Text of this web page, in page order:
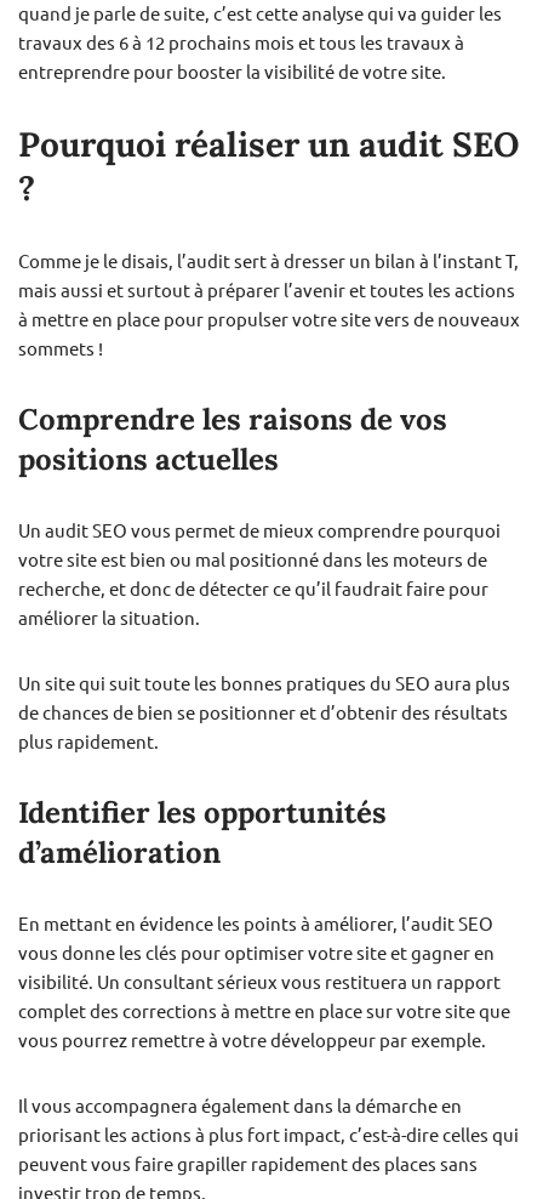
quand je parle de suite, c’est cette analyse qui va guider les
travaux des 6 à 12 prochains mois et tous les travaux à
entreprendre pour booster la visibilité de votre site.
Pourquoi réaliser un audit SEO
?
Comme je le disais, l’audit sert à dresser un bilan à l’instant T,
mais aussi et surtout à préparer l’avenir et toutes les actions
à mettre en place pour propulser votre site vers de nouveaux
sommets !
Comprendre les raisons de vos
positions actuelles
Un audit SEO vous permet de mieux comprendre pourquoi
votre site est bien ou mal positionné dans les moteurs de
recherche, et donc de détecter ce qu’il faudrait faire pour
améliorer la situation.
Un site qui suit toute les bonnes pratiques du SEO aura plus
de chances de bien se positionner et d’obtenir des résultats
plus rapidement.
Identifier les opportunités
d’amélioration
En mettant en évidence les points à améliorer, l’audit SEO
vous donne les clés pour optimiser votre site et gagner en
visibilité. Un consultant sérieux vous restituera un rapport
complet des corrections à mettre en place sur votre site que
vous pourrez remettre à votre développeur par exemple.
Il vous accompagnera également dans la démarche en
priorisant les actions à plus fort impact, c’est-à-dire celles qui
peuvent vous faire grapiller rapidement des places sans
investir trop de temps.